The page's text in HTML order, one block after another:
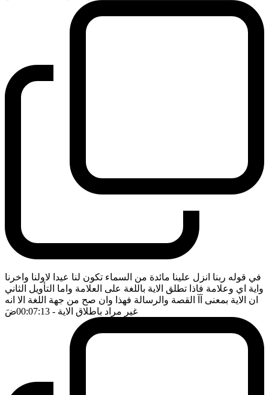
في قوله ربنا انزل علينا مائدة من السماء تكون لنا عيدا لاولنا واخرنا
واية اي وعلامة فاذا تطلق الاية باللغة على العلامة واما التأويل الثاني
ان الاية بمعنى آآ القصة والرسالة فهذا وان صح من جهة اللغة الا انه
غير مراد باطلاق الاية - 00:07:13 ضَ